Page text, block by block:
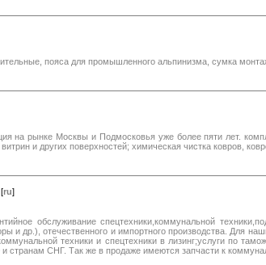
пояса для промышленного альпинизма, сумка
на рынке Москвы и Подмосковья уже более пяти лет.
и других поверхностей; химическая чистка ковров,
[ru]
обслуживание спецтехники,коммунальной
и др.), отечественного и импортного производства. Для
техники и спецтехники в лизинг;услуги по
СНГ. Так же в продаже имеются запчасти к